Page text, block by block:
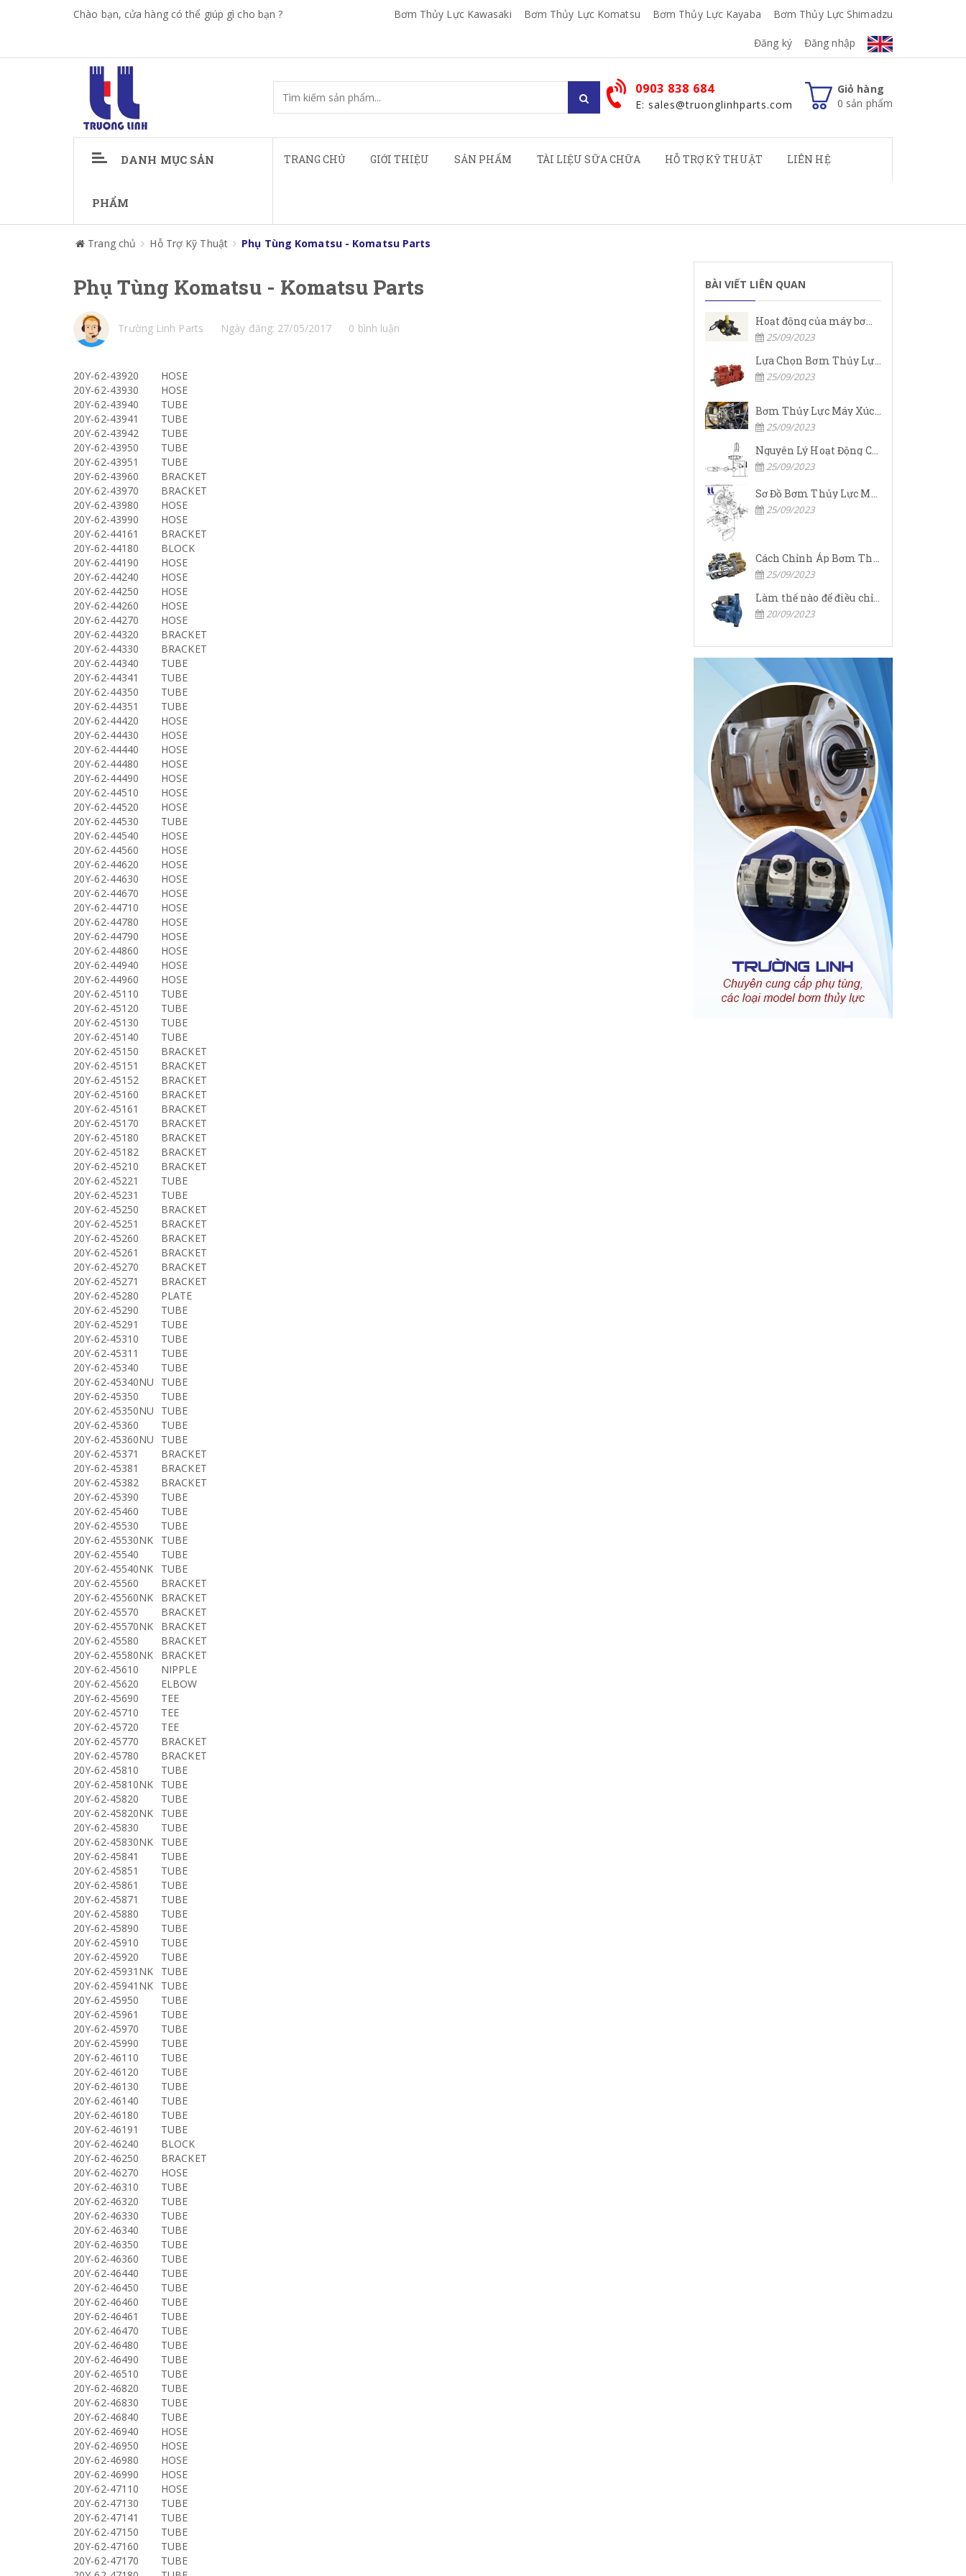
Chào bạn, cửa hàng có thể giúp gì cho bạn ? Bơm Thủy Lực Kawasaki Bơm Thủy Lực Komatsu Bơm Thủy Lực Kayaba Bơm Thủy Lực Shimadzu
Đăng ký Đăng nhập
Giỏ hàng
0 sản phẩm
0903 838 684
E: sales@truonglinhparts.com
DANH MỤC SẢN
PHẨM
TRANG CHỦ GIỚI THIỆU SẢN PHẨM TÀI LIỆU SỮA CHỮA HỖ TRỢ KỸ THUẬT LIÊN HỆ
Trang chủ Hỗ Trợ Kỹ Thuật Phụ Tùng Komatsu - Komatsu Parts
Phụ Tùng Komatsu - Komatsu Parts
Trường Linh Parts Ngày đăng: 27/05/2017 0 bình luận
20Y-62-43920
HOSE
20Y-62-43930
HOSE
20Y-62-43940
TUBE
20Y-62-43941
TUBE
20Y-62-43942
TUBE
20Y-62-43950
TUBE
20Y-62-43951
TUBE
20Y-62-43960
BRACKET
20Y-62-43970
BRACKET
20Y-62-43980
HOSE
20Y-62-43990
HOSE
20Y-62-44161
BRACKET
20Y-62-44180
BLOCK
20Y-62-44190
HOSE
20Y-62-44240
HOSE
20Y-62-44250
HOSE
20Y-62-44260
HOSE
20Y-62-44270
HOSE
20Y-62-44320
BRACKET
20Y-62-44330
BRACKET
20Y-62-44340
TUBE
20Y-62-44341
TUBE
20Y-62-44350
TUBE
20Y-62-44351
TUBE
20Y-62-44420
HOSE
20Y-62-44430
HOSE
20Y-62-44440
HOSE
20Y-62-44480
HOSE
20Y-62-44490
HOSE
20Y-62-44510
HOSE
20Y-62-44520
HOSE
20Y-62-44530
TUBE
20Y-62-44540
HOSE
20Y-62-44560
HOSE
20Y-62-44620
HOSE
20Y-62-44630
HOSE
20Y-62-44670
HOSE
20Y-62-44710
HOSE
20Y-62-44780
HOSE
20Y-62-44790
HOSE
20Y-62-44860
HOSE
20Y-62-44940
HOSE
20Y-62-44960
HOSE
20Y-62-45110
TUBE
20Y-62-45120
TUBE
20Y-62-45130
TUBE
20Y-62-45140
TUBE
20Y-62-45150
BRACKET
20Y-62-45151
BRACKET
20Y-62-45152
BRACKET
20Y-62-45160
BRACKET
20Y-62-45161
BRACKET
20Y-62-45170
BRACKET
20Y-62-45180
BRACKET
20Y-62-45182
BRACKET
20Y-62-45210
BRACKET
20Y-62-45221
TUBE
20Y-62-45231
TUBE
20Y-62-45250
BRACKET
20Y-62-45251
BRACKET
20Y-62-45260
BRACKET
20Y-62-45261
BRACKET
20Y-62-45270
BRACKET
20Y-62-45271
BRACKET
20Y-62-45280
PLATE
20Y-62-45290
TUBE
20Y-62-45291
TUBE
20Y-62-45310
TUBE
20Y-62-45311
TUBE
20Y-62-45340
TUBE
20Y-62-45340NU
TUBE
20Y-62-45350
TUBE
20Y-62-45350NU
TUBE
20Y-62-45360
TUBE
20Y-62-45360NU
TUBE
20Y-62-45371
BRACKET
20Y-62-45381
BRACKET
20Y-62-45382
BRACKET
20Y-62-45390
TUBE
20Y-62-45460
TUBE
20Y-62-45530
TUBE
20Y-62-45530NK
TUBE
20Y-62-45540
TUBE
20Y-62-45540NK
TUBE
20Y-62-45560
BRACKET
20Y-62-45560NK
BRACKET
20Y-62-45570
BRACKET
20Y-62-45570NK
BRACKET
20Y-62-45580
BRACKET
20Y-62-45580NK
BRACKET
20Y-62-45610
NIPPLE
20Y-62-45620
ELBOW
20Y-62-45690
TEE
20Y-62-45710
TEE
20Y-62-45720
TEE
20Y-62-45770
BRACKET
20Y-62-45780
BRACKET
20Y-62-45810
TUBE
20Y-62-45810NK
TUBE
20Y-62-45820
TUBE
20Y-62-45820NK
TUBE
20Y-62-45830
TUBE
20Y-62-45830NK
TUBE
20Y-62-45841
TUBE
20Y-62-45851
TUBE
20Y-62-45861
TUBE
20Y-62-45871
TUBE
20Y-62-45880
TUBE
20Y-62-45890
TUBE
20Y-62-45910
TUBE
20Y-62-45920
TUBE
20Y-62-45931NK
TUBE
20Y-62-45941NK
TUBE
20Y-62-45950
TUBE
20Y-62-45961
TUBE
20Y-62-45970
TUBE
20Y-62-45990
TUBE
20Y-62-46110
TUBE
20Y-62-46120
TUBE
20Y-62-46130
TUBE
20Y-62-46140
TUBE
20Y-62-46180
TUBE
20Y-62-46191
TUBE
20Y-62-46240
BLOCK
20Y-62-46250
BRACKET
20Y-62-46270
HOSE
20Y-62-46310
TUBE
20Y-62-46320
TUBE
20Y-62-46330
TUBE
20Y-62-46340
TUBE
20Y-62-46350
TUBE
20Y-62-46360
TUBE
20Y-62-46440
TUBE
20Y-62-46450
TUBE
20Y-62-46460
TUBE
20Y-62-46461
TUBE
20Y-62-46470
TUBE
20Y-62-46480
TUBE
20Y-62-46490
TUBE
20Y-62-46510
TUBE
20Y-62-46820
TUBE
20Y-62-46830
TUBE
20Y-62-46840
TUBE
20Y-62-46940
HOSE
20Y-62-46950
HOSE
20Y-62-46980
HOSE
20Y-62-46990
HOSE
20Y-62-47110
HOSE
20Y-62-47130
TUBE
20Y-62-47141
TUBE
20Y-62-47150
TUBE
20Y-62-47160
TUBE
20Y-62-47170
TUBE
BÀI VIẾT LIÊN QUAN
Hoạt động của máy bơm cánh gạt Rexroth
25/09/2023
Lựa Chọn Bơm Thủy Lực Komatsu Đúng
25/09/2023
Bơm Thủy Lực Máy Xúc Komatsu Bị Hỏng: Nguyên Nhân Và Cách Khắc Phục
25/09/2023
Nguyên Lý Hoạt Động Của Bơm Thủy Lực Komatsu
25/09/2023
25/09/2023
25/09/2023
Làm thế nào để điều chỉnh áp suất đầu ra của bơm thủy lực?
20/09/2023